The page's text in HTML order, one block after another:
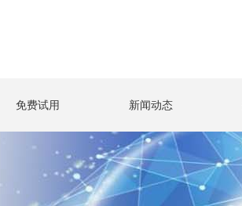
免费试用 新闻动态